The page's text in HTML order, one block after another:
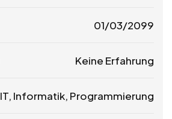
01/03/2099
Keine Erfahrung
IT, Informatik, Programmierung